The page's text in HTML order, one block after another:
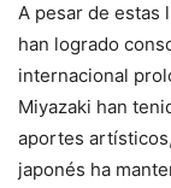
A pesar de estas
han logrado
internacional
Miyazaki han
aportes
japonés ha